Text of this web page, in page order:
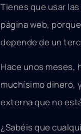
Tienes que usar
página web,
depende de un
Hace unos meses,
muchísimo dinero,
externa que no
¿Sabéis que